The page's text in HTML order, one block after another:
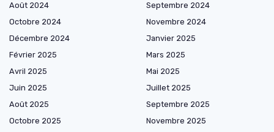
Août 2024
Septembre 2024
Octobre 2024
Novembre 2024
Décembre 2024
Janvier 2025
Février 2025
Mars 2025
Avril 2025
Mai 2025
Juin 2025
Juillet 2025
Août 2025
Septembre 2025
Octobre 2025
Novembre 2025